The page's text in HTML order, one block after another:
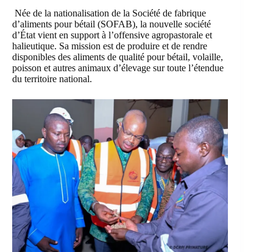
Née de la nationalisation de la Société de fabrique
d’aliments pour bétail (SOFAB), la nouvelle société
d’État vient en support à l’offensive agropastorale et
halieutique. Sa mission est de produire et de rendre
disponibles des aliments de qualité pour bétail, volaille,
poisson et autres animaux d’élevage sur toute l’étendue
du territoire national.